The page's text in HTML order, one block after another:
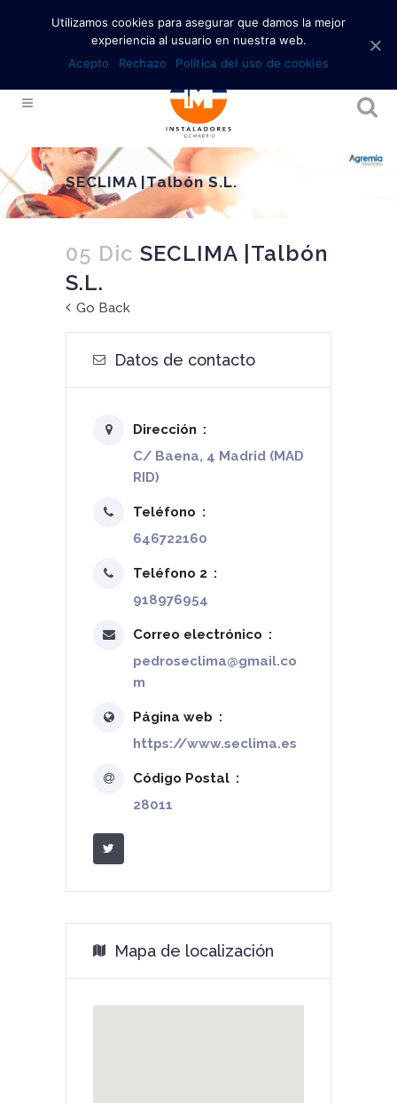
SECLIMA |Talbón S.L.
05 Dic SECLIMA |Talbón
S.L.
Go Back
Datos de contacto
Dirección
C/ Baena, 4 Madrid (MAD
RID)
Teléfono
646722160
Teléfono 2
918976954
Correo electrónico
pedroseclima@gmail.co
m
Página web
https://www.seclima.es
Código Postal
28011
Mapa de localización
Utilizamos cookies para asegurar que damos la mejor
experiencia al usuario en nuestra web.
Acepto
Rechazo Política del uso de cookies